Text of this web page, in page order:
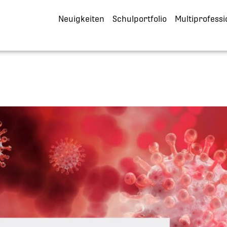
Neuigkeiten Schulportfolio